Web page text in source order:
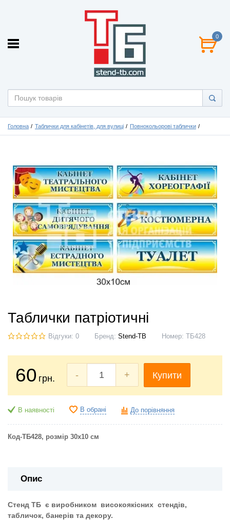
0
Головна Таблички для кабінетів, для вулиці Повнокольорові таблички
Таблички патріотичні
Відгуки: 0 Бренд: Stend-TB Номер: ТБ428
60 грн. - + Купити
В наявності В обрані До порівняння
Код-ТБ428, розмір 30x10 см
Опис
Стенд ТБ є виробником високоякісних стендів,
табличок, банерів та декору.